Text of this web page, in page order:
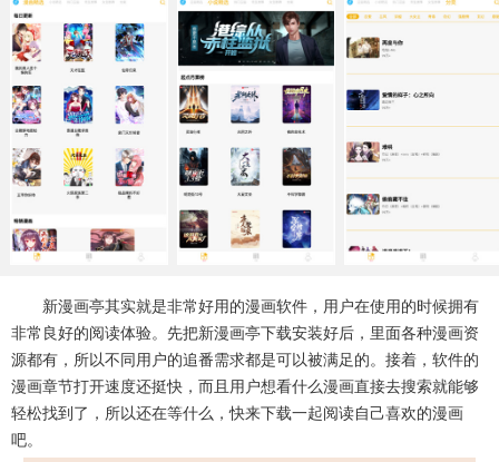
社交聊天
183款应用
电子图书
439款应用
移动办公
184款应用
新闻阅读
43款应用
金融理财
54款应用
媒体影音
602款应用
系统工具
健康医疗
53款应用
ai工具
334款应用
96款应用
新漫画亭其实就是非常好用的漫画软件，用户在使用的时候拥有
非常良好的阅读体验。先把新漫画亭下载安装好后，里面各种漫画资
源都有，所以不同用户的追番需求都是可以被满足的。接着，软件的
漫画章节打开速度还挺快，而且用户想看什么漫画直接去搜索就能够
轻松找到了，所以还在等什么，快来下载一起阅读自己喜欢的漫画
吧。